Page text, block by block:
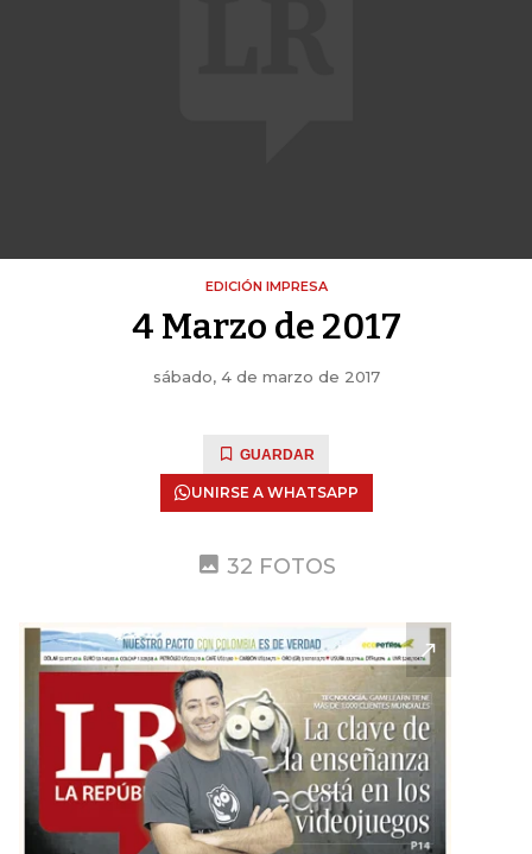
EDICIÓN IMPRESA
4 Marzo de 2017
sábado, 4 de marzo de 2017
GUARDAR
UNIRSE A WHATSAPP
32 FOTOS